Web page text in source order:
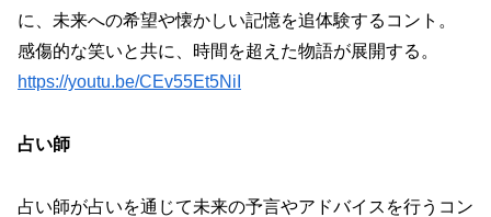
に、未来への希望や懐かしい記憶を追体験するコント。
感傷的な笑いと共に、時間を超えた物語が展開する。
https://youtu.be/CEv55Et5NiI
占い師
占い師が占いを通じて未来の予言やアドバイスを行うコン